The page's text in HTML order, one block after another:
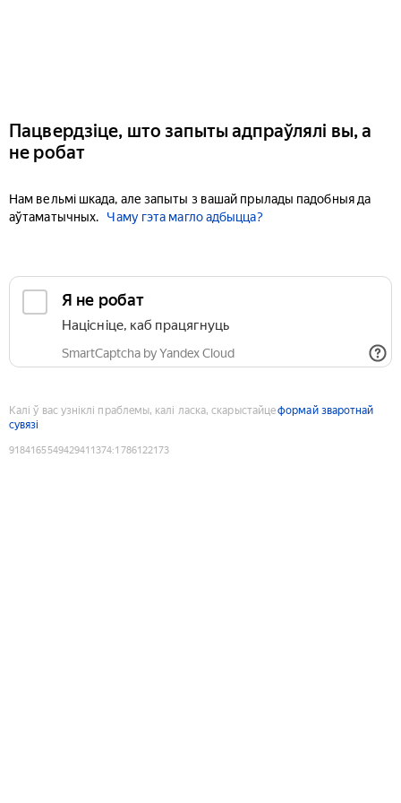
Пацвердзіце, што запыты адпраўлялі вы, а
не робат
Нам вельмі шкада, але запыты з вашай прылады падобныя да
аўтаматычных.
Чаму гэта магло адбыцца?
Я не робат
Націсніце, каб працягнуць
SmartCaptcha by Yandex Cloud
Калі ў вас узніклі праблемы, калі ласка, скарыстайцеформай зваротнай
сувязі
9184165549429411374:1786122173